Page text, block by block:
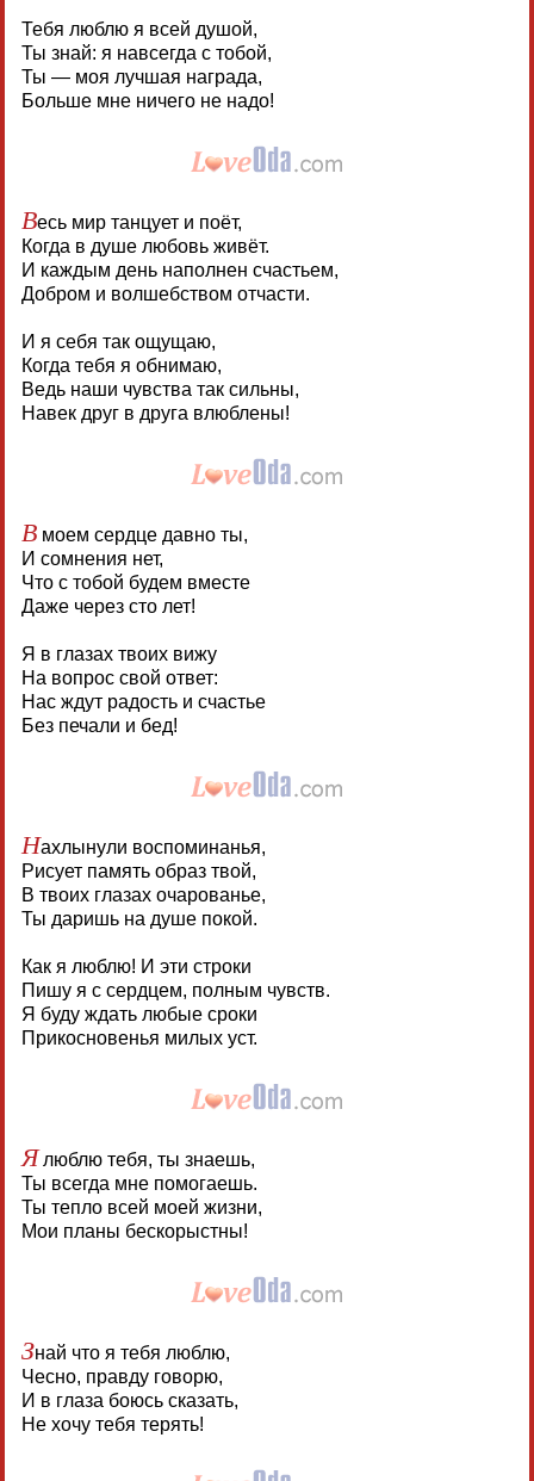
Тебя люблю я всей душой,
Ты знай: я навсегда с тобой,
Ты — моя лучшая награда,
Больше мне ничего не надо!
Весь мир танцует и поёт,
Когда в душе любовь живёт.
И каждым день наполнен счастьем,
Добром и волшебством отчасти.
И я себя так ощущаю,
Когда тебя я обнимаю,
Ведь наши чувства так сильны,
Навек друг в друга влюблены!
Вмоем сердце давно ты,
И сомнения нет,
Что с тобой будем вместе
Даже через сто лет!
Я в глазах твоих вижу
На вопрос свой ответ:
Нас ждут радость и счастье
Без печали и бед!
Нахлынули воспоминанья,
Рисует память образ твой,
В твоих глазах очарованье,
Ты даришь на душе покой.
Как я люблю! И эти строки
Пишу я с сердцем, полным чувств.
Я буду ждать любые сроки
Прикосновенья милых уст.
Ялюблю тебя, ты знаешь,
Ты всегда мне помогаешь.
Ты тепло всей моей жизни,
Мои планы бескорыстны!
Знай что я тебя люблю,
Чесно, правду говорю,
И в глаза боюсь сказать,
Не хочу тебя терять!